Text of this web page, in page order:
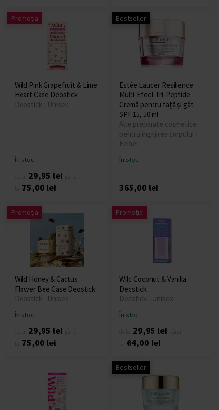
Promoția
Wild Pink Grapefruit & Lime
Heart Case Deostick
Deostick - Unisex
În stoc
29,95 lei
75,00 lei
Bestseller
Estée Lauder Resilience
Multi-Efect Tri-Peptide
Cremă pentru față și gât
SPF 15, 50 ml
Alte preparate cosmetice
pentru îngrijirea corpului -
Femei
În stoc
365,00 lei
Promoția
Wild Honey & Cactus
Flower Bee Case Deostick
Deostick - Unisex
În stoc
29,95 lei
75,00 lei
Promoția
Wild Coconut & Vanilla
Deostick
Deostick - Unisex
În stoc
29,95 lei
64,00 lei
Bestseller